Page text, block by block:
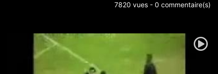
7820 vues - 0 commentaire(s)